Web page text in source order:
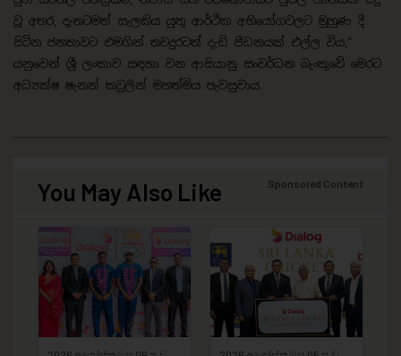
වූ අතර, දැනටමත් සැලකිය යුතු ආර්ථික අභියෝගවලට මුහුණ දී
සිටින ජනතාවට එමගින් තවදුරටත් දැඩි පීඩනයක් එල්ල විය,”‍
යනුවෙන් ශ්‍රී ලංකාව සඳහා වන ආසියානු සංවර්ධන බැංකුවේ මෙරට
අධ්‍යක්ෂ ෂැනන් කවුලින් මහත්මිය පැවසුවාය.